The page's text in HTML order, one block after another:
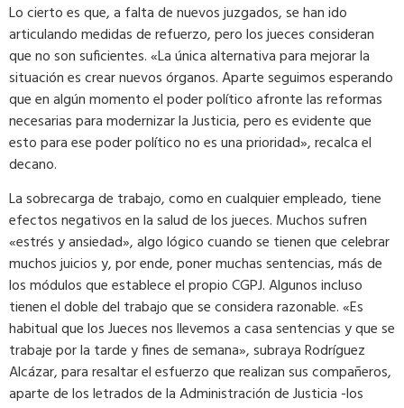
Lo cierto es que, a falta de nuevos juzgados, se han ido
articulando medidas de refuerzo, pero los jueces consideran
que no son suficientes. «La única alternativa para mejorar la
situación es crear nuevos órganos. Aparte seguimos esperando
que en algún momento el poder político afronte las reformas
necesarias para modernizar la Justicia, pero es evidente que
esto para ese poder político no es una prioridad», recalca el
decano.
La sobrecarga de trabajo, como en cualquier empleado, tiene
efectos negativos en la salud de los jueces. Muchos sufren
«estrés y ansiedad», algo lógico cuando se tienen que celebrar
muchos juicios y, por ende, poner muchas sentencias, más de
los módulos que establece el propio CGPJ. Algunos incluso
tienen el doble del trabajo que se considera razonable. «Es
habitual que los Jueces nos llevemos a casa sentencias y que se
trabaje por la tarde y fines de semana», subraya Rodríguez
Alcázar, para resaltar el esfuerzo que realizan sus compañeros,
aparte de los letrados de la Administración de Justicia -los